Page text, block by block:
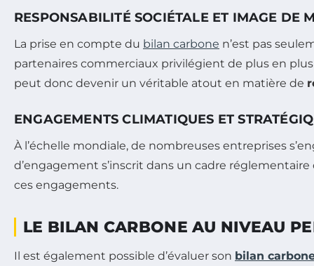
RESPONSABILITÉ SOCIÉTALE ET IMAGE DE
La prise en compte du bilan carbone n’est pas
partenaires commerciaux privilégient de plus en
peut donc devenir un véritable atout en matière de
ENGAGEMENTS CLIMATIQUES ET
À l’échelle mondiale, de nombreuses entreprises
d’engagement s’inscrit dans un cadre
ces engagements.
LE BILAN CARBONE AU NIVEAU
Il est également possible d’évaluer son bilan